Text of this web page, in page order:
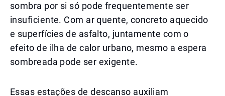
sombra por si só pode frequentemente ser
insuficiente. Com ar quente, concreto aquecido
e superfícies de asfalto, juntamente com o
efeito de ilha de calor urbano, mesmo a espera
sombreada pode ser exigente.
Essas estações de descanso auxiliam